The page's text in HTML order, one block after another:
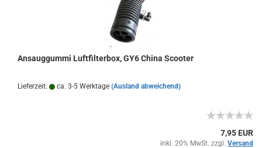
Ansauggummi Luftfilterbox, GY6 China Scooter
Lieferzeit: ca. 3-5 Werktage (Ausland abweichend)
7,95 EUR
inkl. 20% MwSt. zzgl. Versand